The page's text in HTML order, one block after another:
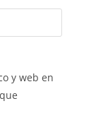
y web en